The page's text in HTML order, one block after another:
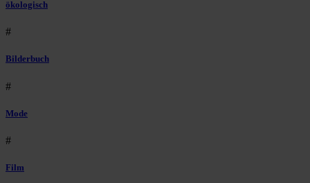
ökologisch
#
Bilderbuch
#
Mode
#
Film